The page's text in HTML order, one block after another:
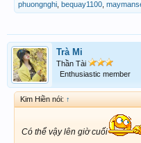
phuongnghi bequay1100
Trà Mi
Thần Tài
Enthusiastic member
Kim Hiền nói: ↑
Có thể vậy lên giờ cuối